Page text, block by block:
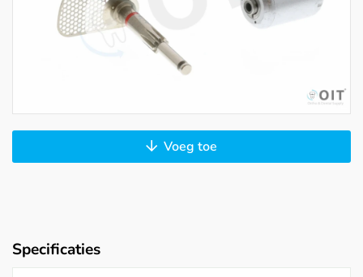
Voeg toe
Specificaties